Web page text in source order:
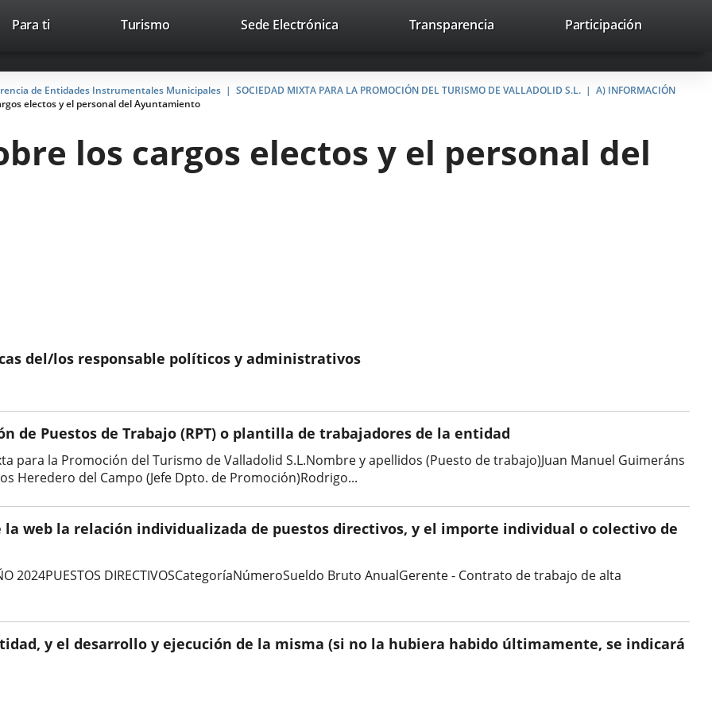
Trabaja con nosotros Contacto avaHeaderSocial
Enlace
una
aplicación
Enlace
una
aplicación
Enlace
una
aplicación
Buscar
Para ti TurismoEste
abrirá
en
una
nueva.
Sede ElectrónicaEnlace
aplicación
externa.
Transparencia Participación
de Entidades Instrumentales Municipales SOCIEDAD MIXTA PARA LA PROMOCIÓN DEL TURISMO DE VALLADOLID S.L.
A) INFORMACIÓN
electos y el personal del Ayuntamiento
los cargos electos y el personal del
del/los responsable políticos y administrativos
de Puestos de Trabajo (RPT) o plantilla de trabajadores de la entidad
para la Promoción del Turismo de Valladolid S.L.Nombre y apellidos (Puesto de trabajo)Juan Manuel Guimeráns
Heredero del Campo (Jefe Dpto. de Promoción)Rodrigo...
la web la relación individualizada de puestos directivos, y el importe individual o colectivo de
2024PUESTOS DIRECTIVOSCategoríaNúmeroSueldo Bruto AnualGerente - Contrato de trabajo de alta
y el desarrollo y ejecución de la misma (si no la hubiera habido últimamente, se indicará